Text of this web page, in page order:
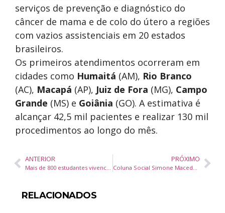
serviços de prevenção e diagnóstico do
câncer de mama e de colo do útero a regiões
com vazios assistenciais em 20 estados
brasileiros.
Os primeiros atendimentos ocorreram em
cidades como Humaitá (AM), Rio Branco
(AC), Macapá (AP), Juiz de Fora (MG), Campo
Grande (MS) e Goiânia (GO). A estimativa é
alcançar 42,5 mil pacientes e realizar 130 mil
procedimentos ao longo do mês.
ANTERIOR
Mais de 800 estudantes vivenciam a história do samba com o projeto Samba da Antonieta nas Escolas em Itajaí
PRÓXIMO
Coluna Social Simone Macedo – Jornal Diário DC – 14 de outubro de 2025
RELACIONADOS